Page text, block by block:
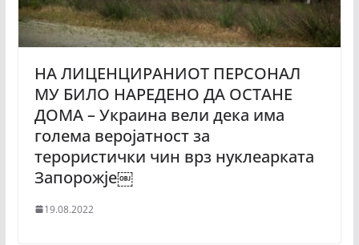
НА ЛИЦЕНЦИРАНИОТ ПЕРСОНАЛ
МУ БИЛО НАРЕДЕНО ДА ОСТАНЕ
ДОМА – Украина вели дека има
голема веројатност за
терористички чин врз нуклеарката
Запорожје￼
19.08.2022